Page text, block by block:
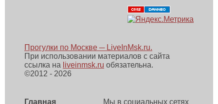
Прогулки по Москве ─ LiveInMsk.ru.
При использовании материалов с сайта
ссылка на liveinmsk.ru обязательна.
©2012 - 2026
Главная Мы в социальных сетях